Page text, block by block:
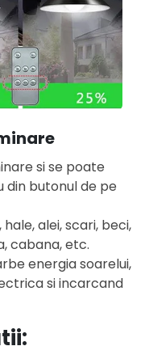
si se poate
butonul de pe
alei, scari, beci,
cabana, etc.
energia soarelui,
si incarcand